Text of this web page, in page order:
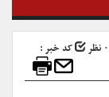
کد خبر :